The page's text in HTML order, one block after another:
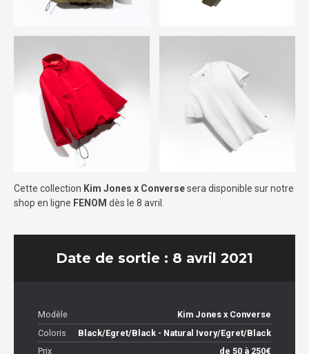
Cette collection Kim Jones x Conversesera disponible sur notre
shop en ligne FENOM dès le 8 avril.
Date de sortie : 8 avril 2021
Modèle
Kim Jones x Converse
Coloris
Black/Egret/Black - Natural Ivory/Egret/Black
Prix
de 50 à 250€